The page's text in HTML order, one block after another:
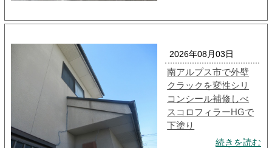
2026年08月03日
南アルプス市で外壁
クラックを変性シリ
コンシール補修しべ
スコロフィラーHGで
下塗り
続きを読む